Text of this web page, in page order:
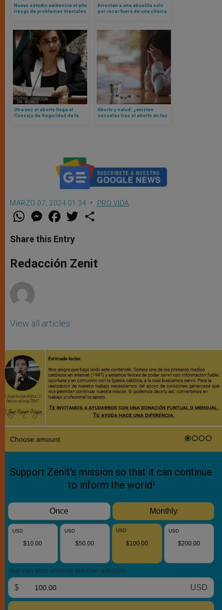
Nuevo estudio evidencia el alto
riesgo de problemas mentales
Arrestan a una abuelita sólo
por rezar fuera de una clínica
Otra vez el aborto llega al
Consejo de Seguridad de la
Aborto y salud: ¿existen
secuelas tras el aborto en las
MARZO 07, 2024 01:34 PRO VIDA
W
t
s
p
p
M
e
s
e
g
e
F
a
e
b
o
k
w
r
Share this Entry
Redacción Zenit
View all articles